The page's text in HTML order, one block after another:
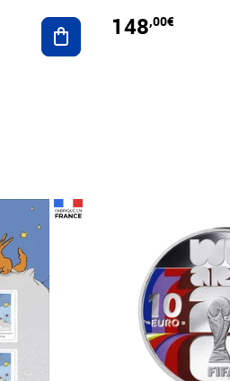
Ajouter au panier
148,00€